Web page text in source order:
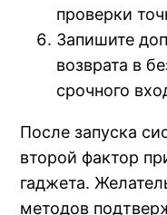
проверки
Запишите
возврата в
срочного
После запуска
второй фактор
гаджета.
методов